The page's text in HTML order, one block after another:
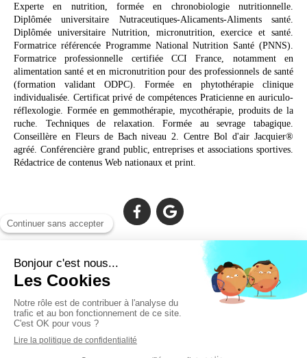
Experte en nutrition, formée en chronobiologie nutritionnelle.
Diplômée universitaire Nutraceutiques-Alicaments-Aliments santé.
Diplômée universitaire Nutrition, micronutrition, exercice et santé.
Formatrice référencée Programme National Nutrition Santé (PNNS).
Formatrice professionnelle certifiée CCI France, notamment en
alimentation santé et en micronutrition pour des professionnels de santé
(formation validant ODPC). Formée en phytothérapie clinique
individualisée. Certificat privé de compétences Praticienne en auriculo-
réflexologie. Formée en gemmothérapie, mycothérapie, produits de la
ruche. Techniques de relaxation. Formée au sevrage tabagique.
Conseillère en Fleurs de Bach niveau 2. Centre Bol d'air Jacquier®
agréé. Conférencière grand public, entreprises et associations sportives.
Rédactrice de contenus Web nationaux et print.
Cabinet facilement accessible depuis :
Lechiagat, Treffiagat, Lesconil, Loctudy, Plobannalec, Fouesnant,
Plomeur, Pont L'Abbé, Quimper, Bénodet, Concarneau,
Douarnenez, Crozon, Rosporden, Pont-Aven, Brest, Landerneau